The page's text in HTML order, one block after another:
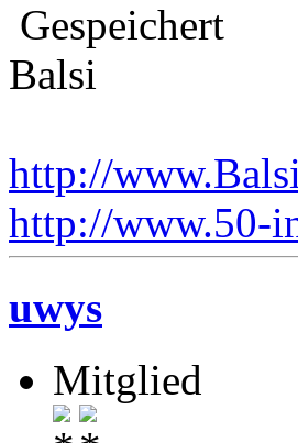
Gespeichert
Balsi
http://
http://www.50-
uwys
Mitglied